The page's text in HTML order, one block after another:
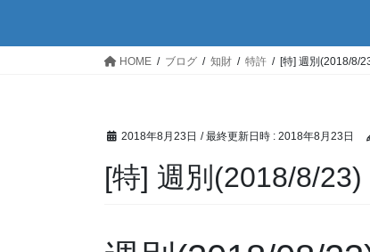
HOME ブログ 知財 特許 [特] 週別(2018/8/
2018年8月23日 / 最終更新日時 : 2018年8月23日
[特] 週別(2018/8/